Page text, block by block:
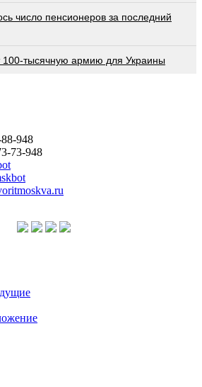
число пенсионеров за последний
тысячную армию для Украины
948
73-948